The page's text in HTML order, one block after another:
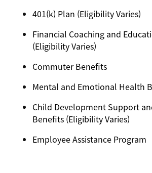
401(k) Plan (Eligibility Varies)
Financial Coaching and
(Eligibility Varies)
Commuter Benefits
Mental and Emotional Health
Child Development Support
Benefits (Eligibility Varies)
Employee Assistance Program